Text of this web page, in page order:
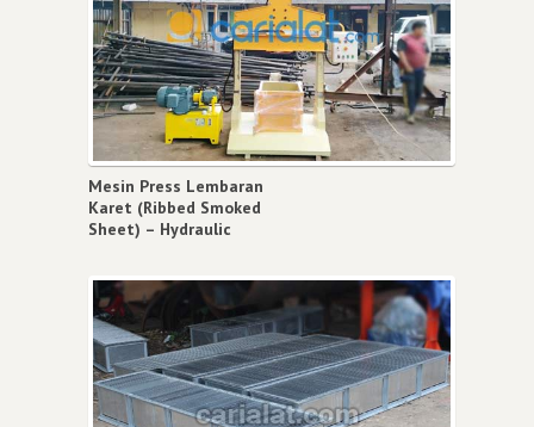
Mesin Press Lembaran
Karet (Ribbed Smoked
Sheet) – Hydraulic